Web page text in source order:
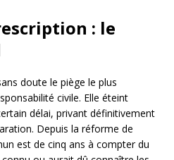
: le
doute le piège le plus
civile. Elle éteint
délai, privant définitivement
Depuis la réforme de
est de cinq ans à compter du